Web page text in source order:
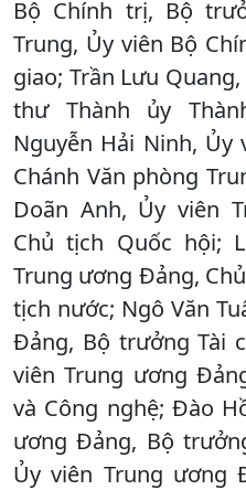
Bộ Chính trị, Bộ
Trung, Ủy viên Bộ
giao; Trần Lưu
thư Thành ủy
Nguyễn Hải Ninh,
Chánh Văn phòng
Doãn Anh, Ủy viên
Chủ tịch Quốc hội;
Trung ương Đảng,
tịch nước; Ngô Văn
Đảng, Bộ trưởng Tài
viên Trung ương
và Công nghệ; Đào
ương Đảng, Bộ
Ủy viên Trung ương